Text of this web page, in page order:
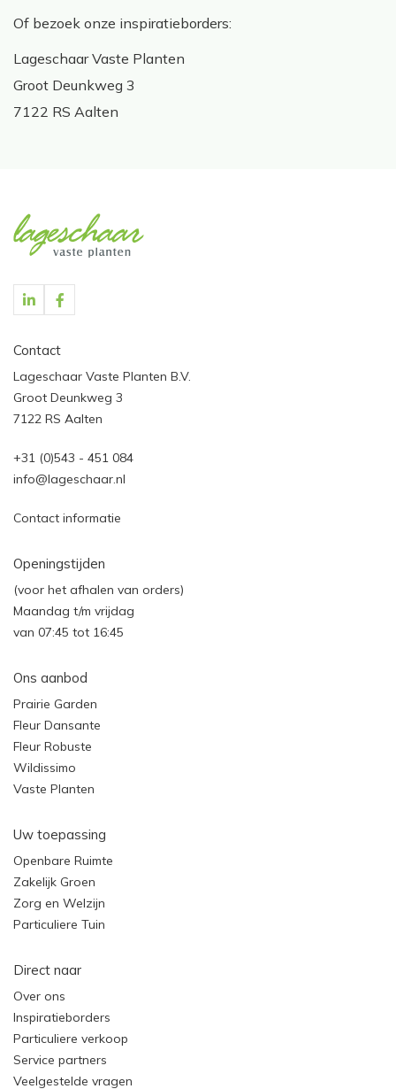
Of bezoek onze inspiratieborders:
Lageschaar Vaste Planten
Groot Deunkweg 3
7122 RS Aalten
Contact
Lageschaar Vaste Planten B.V.
Groot Deunkweg 3
7122 RS Aalten
+31 (0)543 - 451 084
info@lageschaar.nl
Contact informatie
Openingstijden
(voor het afhalen van orders)
Maandag t/m vrijdag
van 07:45 tot 16:45
Ons aanbod
Prairie Garden
Fleur Dansante
Fleur Robuste
Wildissimo
Vaste Planten
Uw toepassing
Openbare Ruimte
Zakelijk Groen
Zorg en Welzijn
Particuliere Tuin
Direct naar
Over ons
Inspiratieborders
Particuliere verkoop
Service partners
Veelgestelde vragen